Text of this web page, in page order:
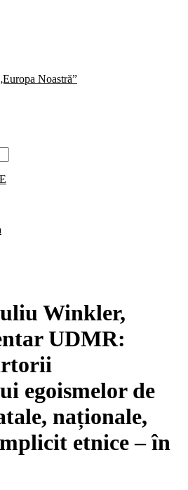
Noastră”
Winkler,
UDMR:
egoismelor de
naționale,
etnice – în